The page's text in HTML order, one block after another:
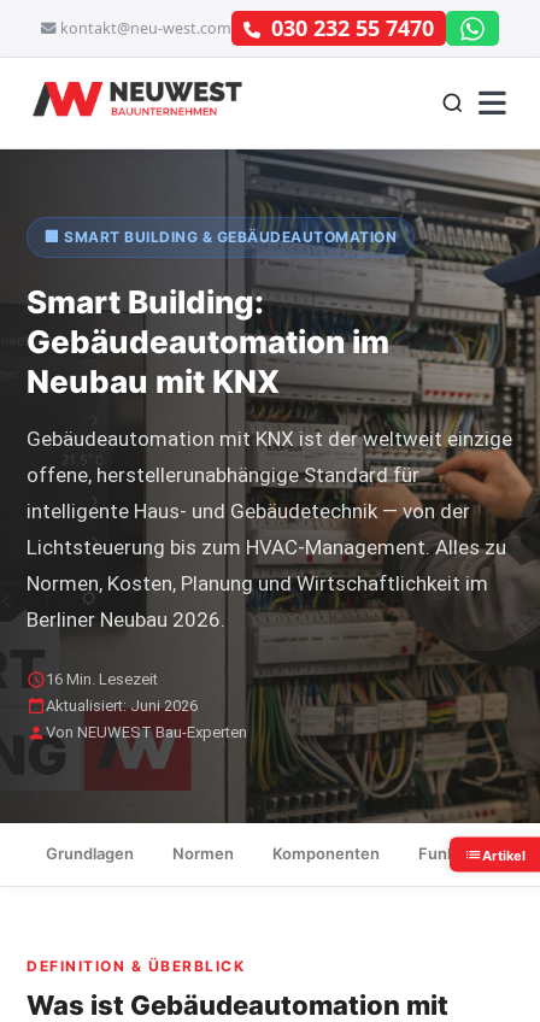
kontakt@neu-west.com 030 232 55 7470
🏢 SMART BUILDING & GEBÄUDEAUTOMATION
Smart Building:
Gebäudeautomation im
Neubau mit KNX
Gebäudeautomation mit KNX ist der weltweit einzige
offene, herstellerunabhängige Standard für
intelligente Haus- und Gebäudetechnik — von der
Lichtsteuerung bis zum HVAC-Management. Alles zu
Normen, Kosten, Planung und Wirtschaftlichkeit im
Berliner Neubau 2026.
16 Min. Lesezeit
Aktualisiert: Juni 2026
Von NEUWEST Bau-Experten
Grundlagen Normen Komponenten FunktionenArtikel
DEFINITION & ÜBERBLICK
Was ist Gebäudeautomation mit